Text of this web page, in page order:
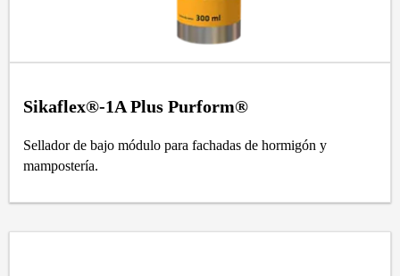
Sikaflex®-1A Plus Purform®
Sellador de bajo módulo para fachadas de hormigón y
mampostería.